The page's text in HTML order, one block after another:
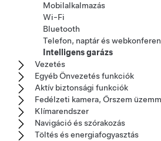
Mobilalkalmazás
Wi-Fi
Bluetooth
Telefon, naptár és
Intelligens garázs
Vezetés
Egyéb Önvezetés funkciók
Aktív biztonsági funkciók
Fedélzeti kamera, Őrszem
Klímarendszer
Navigáció és szórakozás
Töltés és energiafogyasztás